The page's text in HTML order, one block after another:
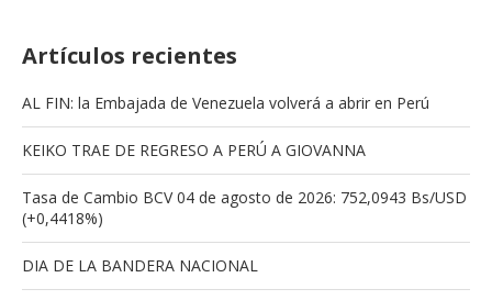
Artículos recientes
AL FIN: la Embajada de Venezuela volverá a abrir en Perú
KEIKO TRAE DE REGRESO A PERÚ A GIOVANNA
Tasa de Cambio BCV 04 de agosto de 2026: 752,0943 Bs/USD
(+0,4418%)
DIA DE LA BANDERA NACIONAL